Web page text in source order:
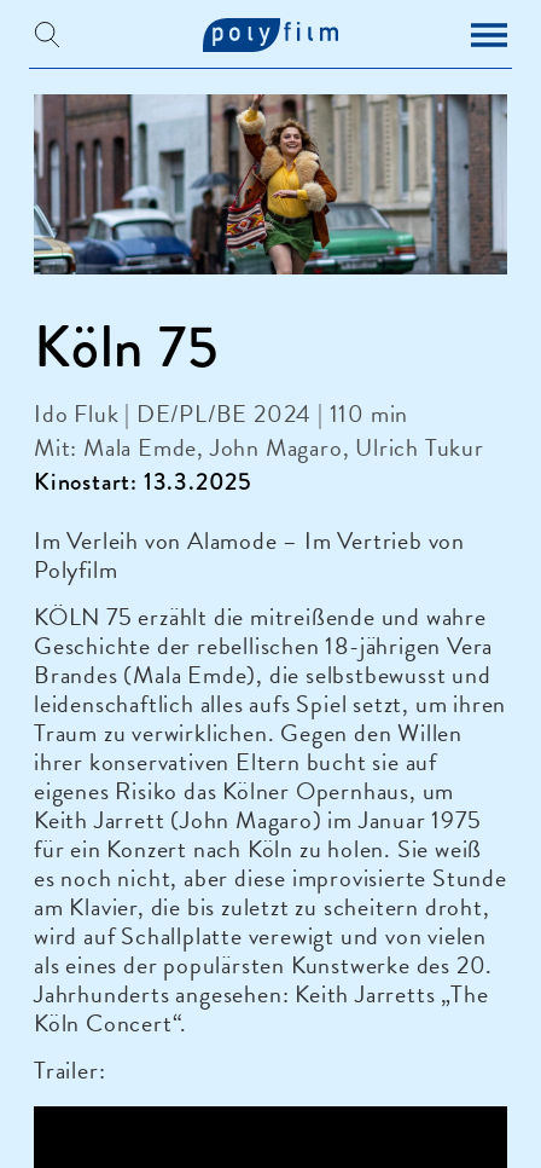
Köln 75
Ido Fluk | DE/PL/BE 2024 | 110 min
Mit: Mala Emde, John Magaro, Ulrich Tukur
Kinostart: 13.3.2025
Im Verleih von Alamode – Im Vertrieb von
Polyfilm
KÖLN 75 erzählt die mitreißende und wahre
Geschichte der rebellischen 18-jährigen Vera
Brandes (Mala Emde), die selbstbewusst und
leidenschaftlich alles aufs Spiel setzt, um ihren
Traum zu verwirklichen. Gegen den Willen
ihrer konservativen Eltern bucht sie auf
eigenes Risiko das Kölner Opernhaus, um
Keith Jarrett (John Magaro) im Januar 1975
für ein Konzert nach Köln zu holen. Sie weiß
es noch nicht, aber diese improvisierte Stunde
am Klavier, die bis zuletzt zu scheitern droht,
wird auf Schallplatte verewigt und von vielen
als eines der populärsten Kunstwerke des 20.
Jahrhunderts angesehen: Keith Jarretts „The
Köln Concert“.
Trailer: